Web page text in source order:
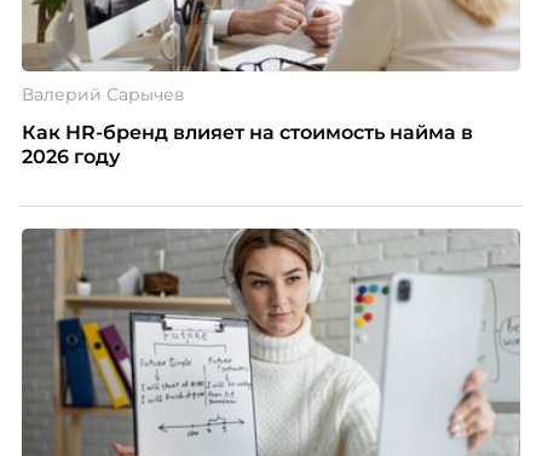
Валерий Сарычев
Как HR-бренд влияет на стоимость найма в
2026 году